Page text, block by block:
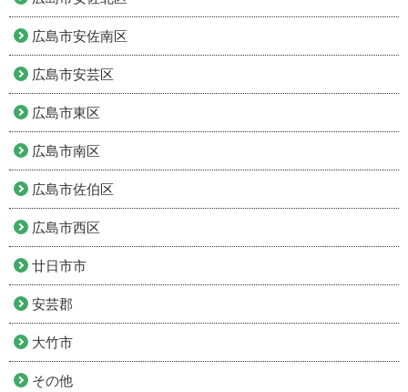
広島市安佐南区
広島市安芸区
広島市東区
広島市南区
広島市佐伯区
広島市西区
廿日市市
安芸郡
大竹市
その他